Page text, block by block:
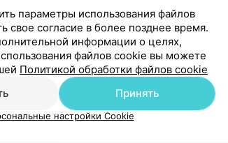
параметры использования файлов
свое согласие в более позднее время.
информации о целях,
файлов cookie вы можете
Политикой обработки файлов cookie
Принять
настройки Cookie